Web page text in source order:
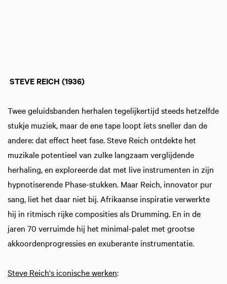
STEVE REICH (1936)
Twee geluidsbanden herhalen tegelijkertijd steeds hetzelfde
stukje muziek, maar de ene tape loopt íets sneller dan de
andere: dat effect heet fase. Steve Reich ontdekte het
muzikale potentieel van zulke langzaam verglijdende
herhaling, en exploreerde dat met live instrumenten in zijn
hypnotiserende Phase-stukken. Maar Reich, innovator pur
sang, liet het daar niet bij. Afrikaanse inspiratie verwerkte
hij in ritmisch rijke composities als Drumming. En in de
jaren 70 verruimde hij het minimal-palet met grootse
akkoordenprogressies en exuberante instrumentatie.
Steve Reich's iconische werken: